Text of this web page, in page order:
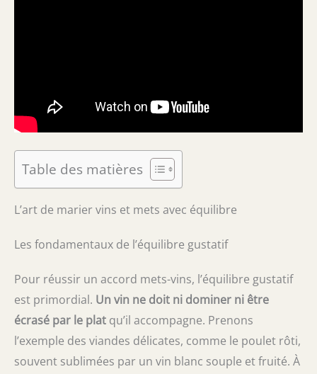
Table des matières
L’art de marier vins et mets avec équilibre
Les fondamentaux de l’équilibre gustatif
Pour réussir un accord mets-vins, l’équilibre gustatif
est primordial. Un vin ne doit ni dominer ni être
écrasé par le plat qu’il accompagne. Prenons
l’exemple des viandes délicates, comme le poulet rôti,
souvent sublimées par un vin blanc souple et fruité. À